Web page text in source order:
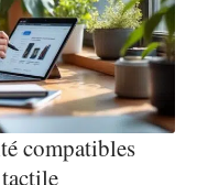
compatibles